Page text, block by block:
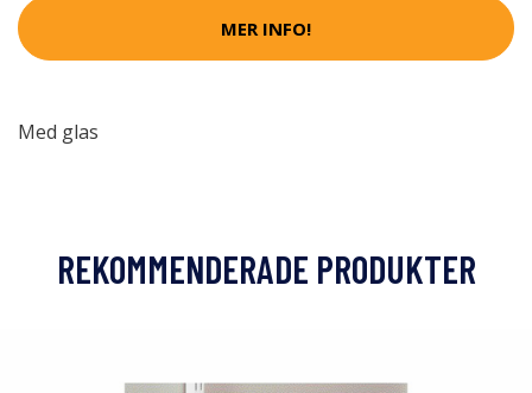
MER INFO!
Med glas
REKOMMENDERADE PRODUKTER